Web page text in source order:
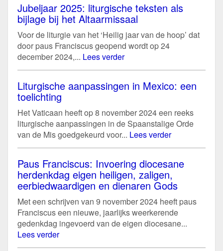
Jubeljaar 2025: liturgische teksten als
bijlage bij het Altaarmissaal
Voor de liturgie van het ‘Heilig jaar van de hoop’ dat
door paus Franciscus geopend wordt op 24
december 2024,... Lees verder
Liturgische aanpassingen in Mexico: een
toelichting
Het Vaticaan heeft op 8 november 2024 een reeks
liturgische aanpassingen in de Spaanstalige Orde
van de Mis goedgekeurd voor... Lees verder
Paus Franciscus: Invoering diocesane
herdenkdag eigen heiligen, zaligen,
eerbiedwaardigen en dienaren Gods
Met een schrijven van 9 november 2024 heeft paus
Franciscus een nieuwe, jaarlijks weerkerende
gedenkdag ingevoerd van de eigen diocesane...
Lees verder